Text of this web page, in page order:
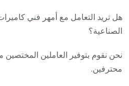
هل تريد التعامل مع أمهر فني
الصناعية؟
نحن نقوم بتوفير العاملين
محترفين.